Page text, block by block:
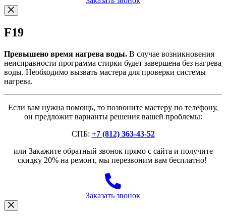
F19
Превышено время нагрева воды. В случае возникновения
неисправности программа стирки будет завершена без нагрева
воды. Необходимо вызвать мастера для проверки системы
нагрева.
Если вам нужна помощь, то позвоните мастеру по телефону,
он предложит варианты решения вашей проблемы:
СПБ: +7 (812) 363-43-52
или Закажите обратный звонок прямо с сайта и получите
скидку 20% на ремонт, мы перезвоним вам бесплатно!
Заказать звонок